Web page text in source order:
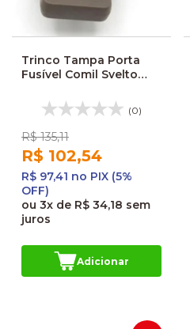
Trinco Tampa Porta
Fusível Comil Svelto
(0)
R$ 135,11
R$ 102,54
R$ 97,41 no PIX (5%
OFF)
ou 3x de R$ 34,18 sem
juros
Adicionar